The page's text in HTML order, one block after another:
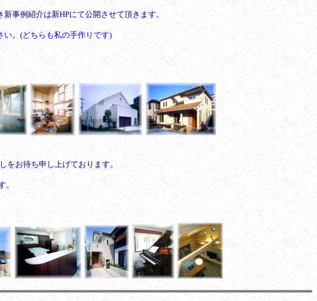
事例紹介は新HPにて公開させて頂きます。
い。(どちらも私の手作りです)
をお待ち申し上げております。
。